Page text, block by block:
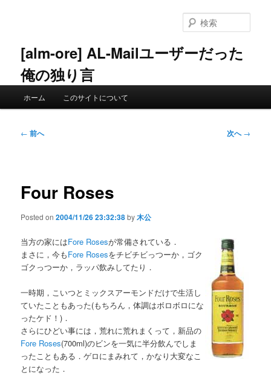
ン
へ
[alm-ore] AL-Mailユーザーだった
俺の独り言
索
ホーム このサイトについて
投
ー
ョ
← 前へ 次へ→
Four Roses
Posted on2004/11/26 23:32:38by木公
当方の家にはFore Rosesが常備されている．
まさに，今もFore Rosesをチビチビっつーか，ゴク
ゴクっつーか，ラッパ飲みしてたり．
一時期，こいつとミックスアーモンドだけで生活し
ていたこともあった(もちろん，体調はボロボロにな
ったケド！)．
さらにひどい事には，荒れに荒れまくって，新品の
Fore Roses(700ml)のビンを一気に半分飲んでしま
ったこともある．ゲロにまみれて，かなり大変なこ
とになった．